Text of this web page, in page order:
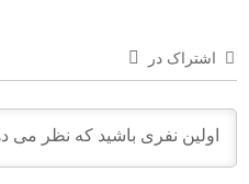
اشتراک در